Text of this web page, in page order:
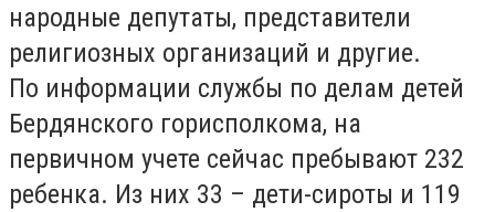
народные депутаты, представители
религиозных организаций и другие.
По информации службы по делам детей
Бердянского горисполкома, на
первичном учете сейчас пребывают 232
ребенка. Из них 33 – дети-сироты и 119